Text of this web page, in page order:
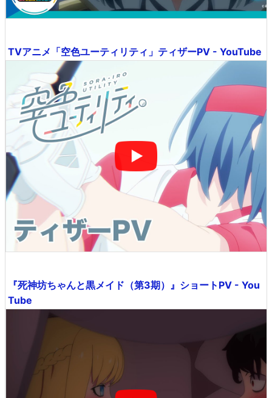
TVアニメ「空色ユーティリティ」ティザーPV - YouTube
『死神坊ちゃんと黒メイド（第3期）』ショートPV - You
Tube